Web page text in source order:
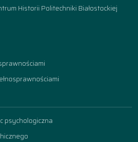
Historii Politechniki Białostockiej
psychologiczna